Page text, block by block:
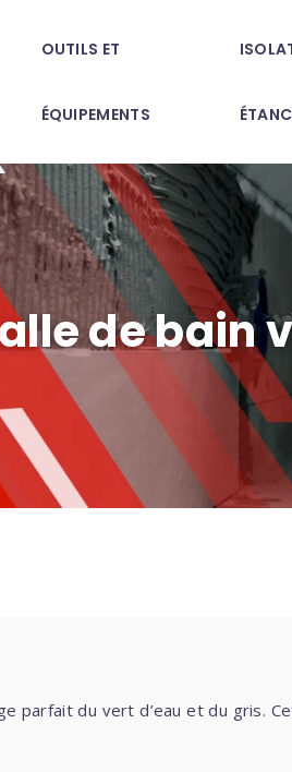
OUTILS ET
ÉQUIPEMENTS
de bain